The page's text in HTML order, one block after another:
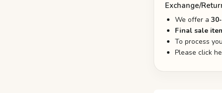
Exchange/
We offer a
Final sale
To process
Please click